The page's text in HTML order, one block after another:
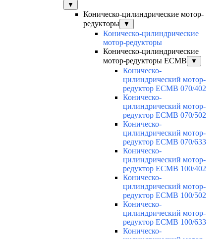
▼
Коническо-цилиндрические мотор-
редукторы
▼
Коническо-цилиндрические
мотор-редукторы
Коническо-цилиндрические
мотор-редукторы ECMB
▼
Коническо-
цилиндрический мотор-
редуктор ECMB 070/402
Коническо-
цилиндрический мотор-
редуктор ECMB 070/502
Коническо-
цилиндрический мотор-
редуктор ECMB 070/633
Коническо-
цилиндрический мотор-
редуктор ECMB 100/402
Коническо-
цилиндрический мотор-
редуктор ECMB 100/502
Коническо-
цилиндрический мотор-
редуктор ECMB 100/633
Коническо-